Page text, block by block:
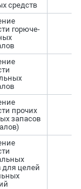
средств
горюче-
прочих
запасов
для целей